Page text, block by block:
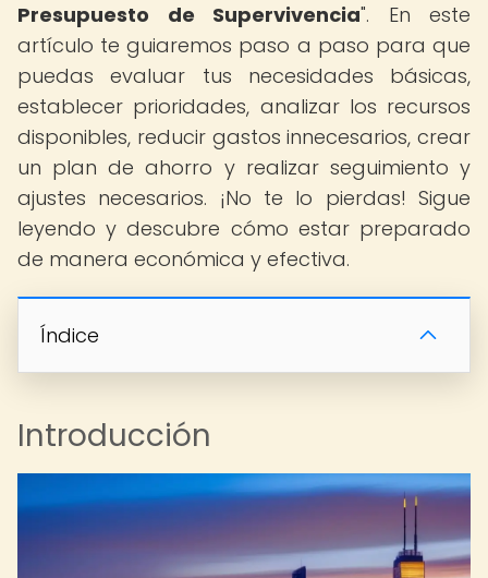
Presupuesto de Supervivencia". En este
artículo te guiaremos paso a paso para que
puedas evaluar tus necesidades básicas,
establecer prioridades, analizar los recursos
disponibles, reducir gastos innecesarios, crear
un plan de ahorro y realizar seguimiento y
ajustes necesarios. ¡No te lo pierdas! Sigue
leyendo y descubre cómo estar preparado
de manera económica y efectiva.
Índice
Introducción